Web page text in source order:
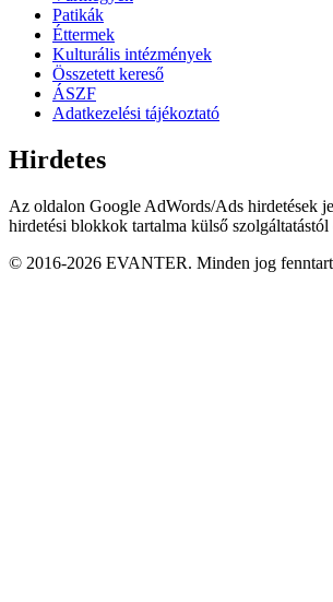
Patikák
Éttermek
Kulturális intézmények
Összetett kereső
ÁSZF
Adatkezelési tájékoztató
Hirdetes
Az oldalon Google AdWords/Ads hirdetések
hirdetési blokkok tartalma külső szolgáltatástól
© 2016-2026 EVANTER. Minden jog